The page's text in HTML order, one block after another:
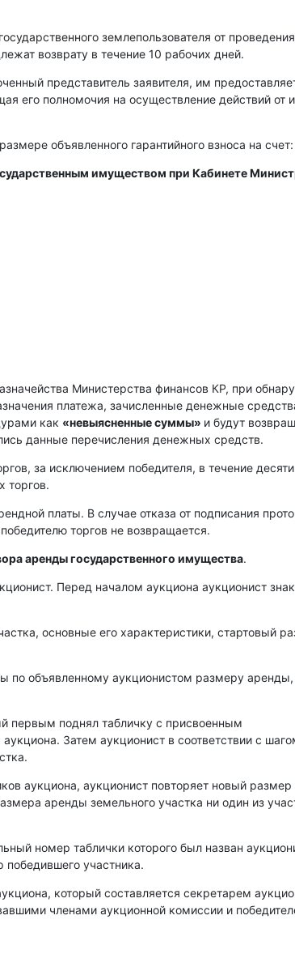
землепользователя от проведения
возврату в течение 10 рабочих дней.
представитель заявителя, им
его полномочия на осуществление действий от
объявленного гарантийного взноса на счет:
имуществом при Кабинете
Министерства финансов КР, при
платежа, зачисленные денежные
как «невыясненные суммы» и будут
данные перечисления денежных средств.
за исключением победителя, в течение десяти
торгов.
платы. В случае отказа от подписания
торгов не возвращается.
аренды государственного имущества.
Перед началом аукциона аукционист
основные его характеристики, стартовый
по объявленному аукционистом размеру аренды,
первым поднял табличку с присвоенным
Затем аукционист в соответствии с
аукциона, аукционист повторяет новый размер
аренды земельного участка ни один из
номер таблички которого был назван
участника.
который составляется секретарем
членами аукционной комиссии и